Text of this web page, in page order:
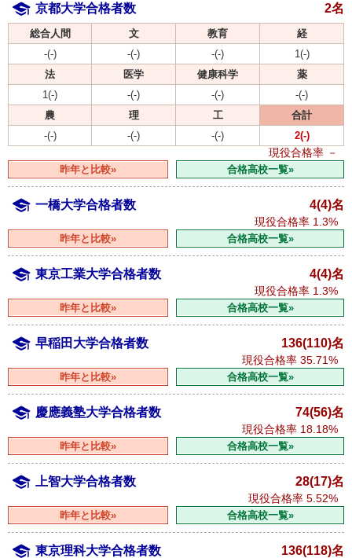
京都大学合格者数 2名
総合人間 文 教育
経
-(-)
-(-) -(-)
1(-)
法
医学 健康科学
薬
1(-)
-(-) -(-)
-(-)
農
理 工
合計
-(-)
-(-) -(-) 2(-)
現役合格率 －
昨年と比較» 合格高校一覧»
一橋大学合格者数 4(4)名
現役合格率 1.3%
昨年と比較» 合格高校一覧»
東京工業大学合格者数 4(4)名
現役合格率 1.3%
昨年と比較» 合格高校一覧»
早稲田大学合格者数 136(110)名
現役合格率 35.71%
昨年と比較» 合格高校一覧»
慶應義塾大学合格者数 74(56)名
現役合格率 18.18%
昨年と比較» 合格高校一覧»
上智大学合格者数 28(17)名
現役合格率 5.52%
昨年と比較» 合格高校一覧»
東京理科大学合格者数 136(118)名